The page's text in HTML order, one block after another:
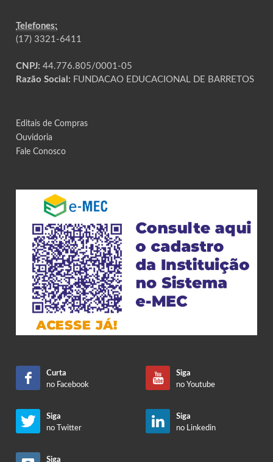
Telefones:
(17) 3321-6411
CNPJ: 44.776.805/0001-05
Razão Social: FUNDACAO EDUCACIONAL DE BARRETOS
Editais de Compras
Ouvidoria
Fale Conosco
Curta
no Facebook
Siga
no Youtube
Siga
no Twitter
Siga
no Linkedin
Siga